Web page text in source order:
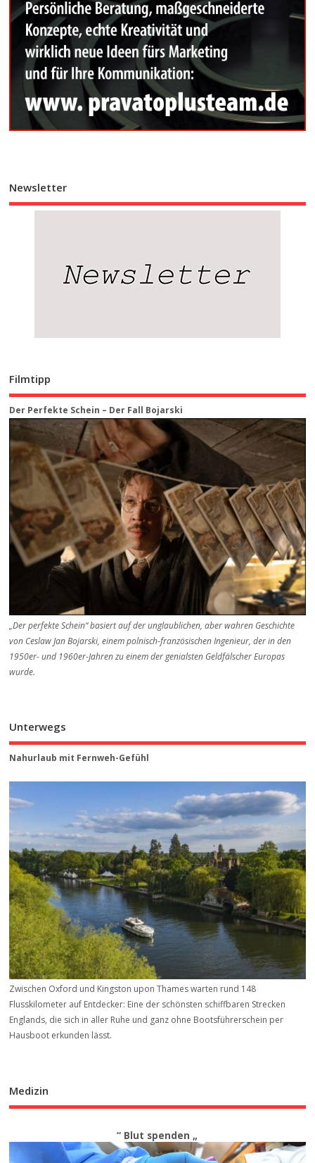
Newsletter
Filmtipp
Der Perfekte Schein – Der Fall Bojarski
„Der perfekte Schein“ basiert auf der unglaublichen, aber wahren Geschichte
von Ceslaw Jan Bojarski, einem polnisch-französischen Ingenieur, der in den
1950er- und 1960er-Jahren zu einem der genialsten Geldfälscher Europas
wurde.
Unterwegs
Nahurlaub mit Fernweh-Gefühl
Zwischen Oxford und Kingston upon Thames warten rund 148
Flusskilometer auf Entdecker: Eine der schönsten schiffbaren Strecken
Englands, die sich in aller Ruhe und ganz ohne Bootsführerschein per
Hausboot erkunden lässt.
Medizin
“ Blut spenden „